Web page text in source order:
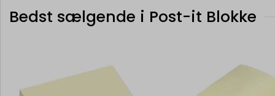
Bedst sælgende i Post-it Blokke